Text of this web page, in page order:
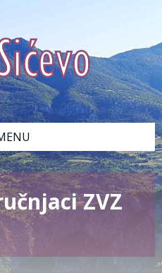
ZVZ